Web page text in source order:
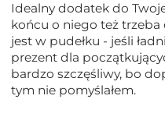
Idealny dodatek do
końcu o niego też trzeba
jest w pudełku - jeśli
prezent dla
bardzo szczęśliwy, bo
tym nie pomyślałem.